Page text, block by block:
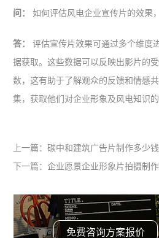
问： 如何评估风电企业宣传片的效果
答： 评估宣传片效果可通过多个维度
据获取。这些数据可以反映出影片的
数，这有助于了解观众的反馈和情感
集，获取他们对企业形象及风电知识
上一篇： 碳中和建筑广告片制作多少钱
下一篇： 企业愿景企业形象片拍摄制
免费咨询方案报价